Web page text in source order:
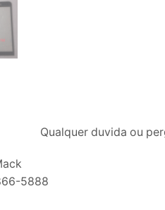
Qualquer duvida ou
5888